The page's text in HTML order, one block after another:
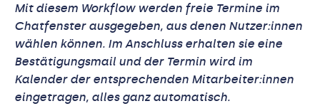
Mit diesem Workflow werden freie Termine im
Chatfenster ausgegeben, aus denen Nutzer:innen
wählen können. Im Anschluss erhalten sie eine
Bestätigungsmail und der Termin wird im
Kalender der entsprechenden Mitarbeiter:innen
eingetragen, alles ganz automatisch.